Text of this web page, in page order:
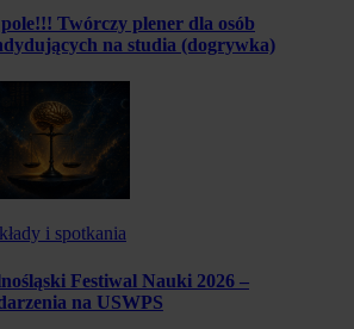
Twórczy plener dla osób
na studia (dogrywka)
i spotkania
Festiwal Nauki 2026 –
na USWPS